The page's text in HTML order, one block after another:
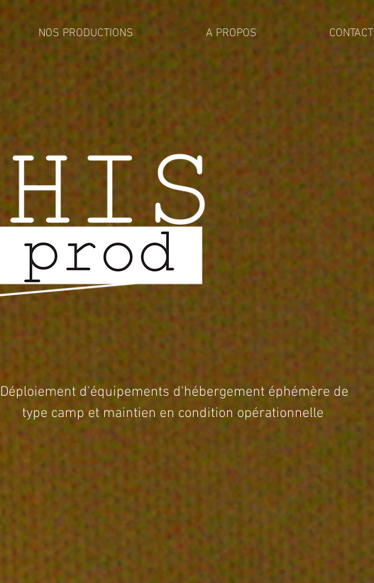
NOS PRODUCTIONS A PROPOS CONTACT
Déploiement d'équipements d'hébergement éphémère de
type camp et maintien en condition opérationnelle